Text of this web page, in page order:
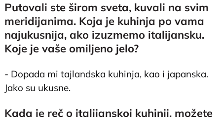
Putovali ste širom sveta, kuvali na svim
meridijanima. Koja je kuhinja po vama
najukusnija, ako izuzmemo italijansku.
Koje je vaše omiljeno jelo?
- Dopada mi tajlandska kuhinja, kao i japanska.
Jako su ukusne.
Kada je reč o italijanskoj kuhinji, možete